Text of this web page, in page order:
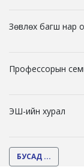
Зөвлөх багш нар
Профессорын
ЭШ-ийн хурал
БУСАД ...